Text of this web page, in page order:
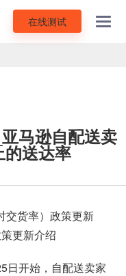
在线测试
马逊自配送卖
送达率
交货率）政策更新
更新介绍
日开始，自配送卖家